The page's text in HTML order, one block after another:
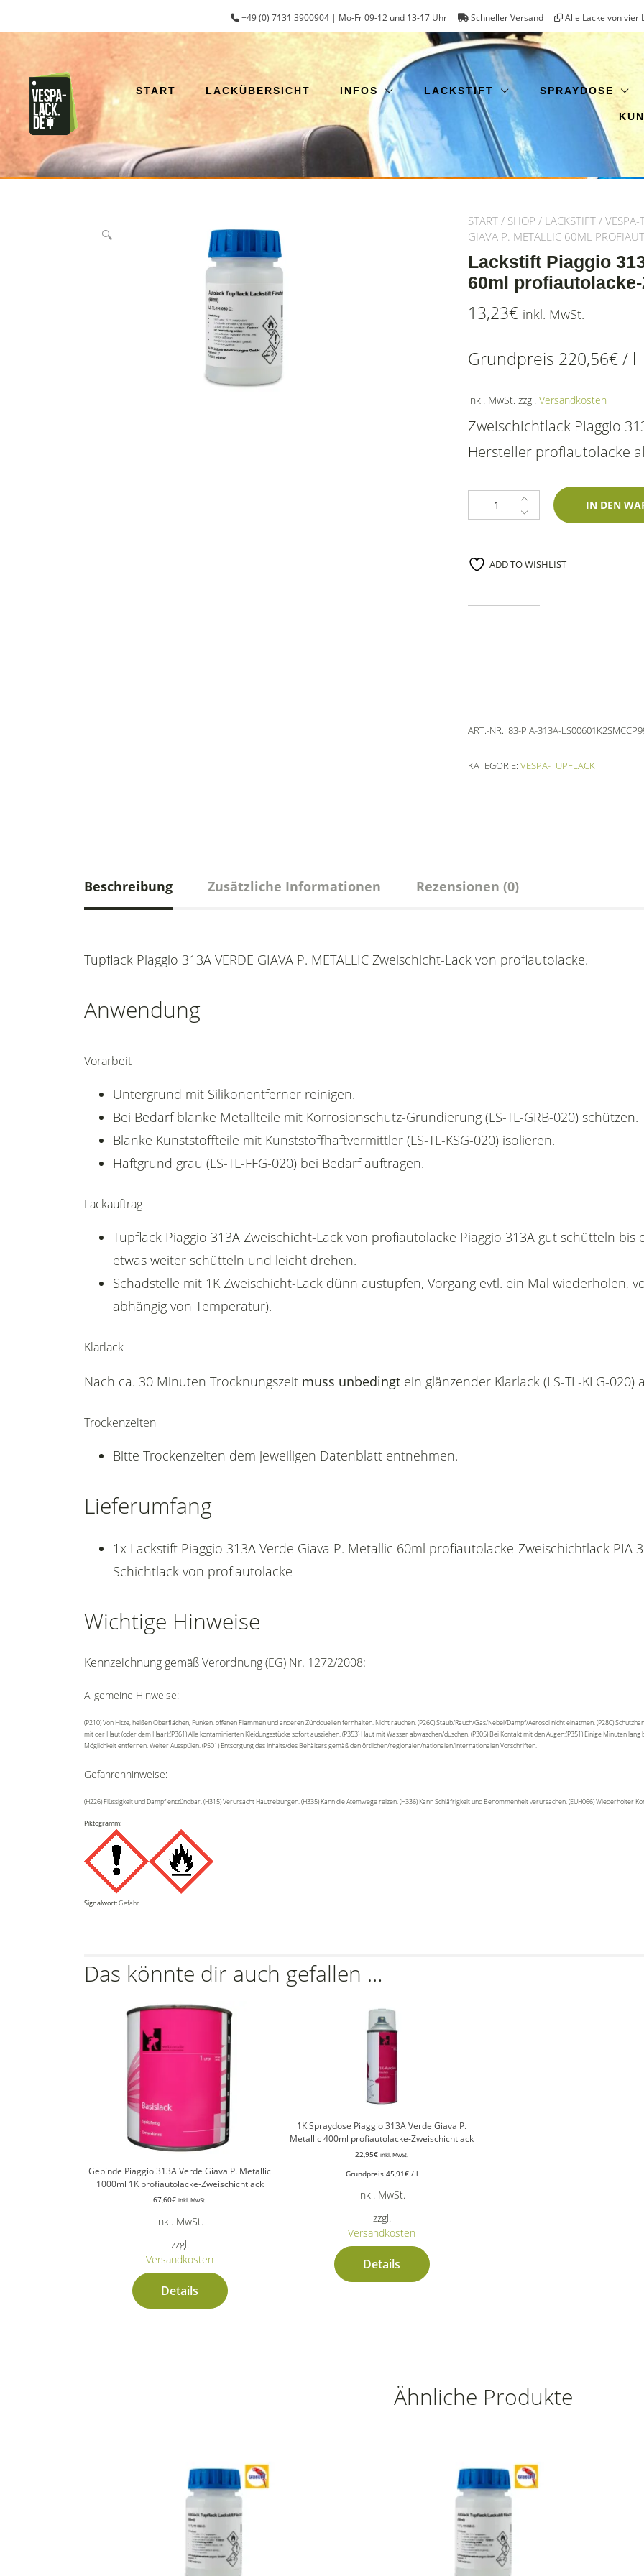
+49 (0) 7131 3900904 | Mo-Fr 09-12 und 13-17 Uhr Schneller Versand Alle Lacke von vier
START LACKÜBERSICHT INFOS LACKSTIFT SPRAYDOSE
🔍
START / SHOP / LACKSTIFT / VESPA-
GIAVA P. METALLIC 60ML
Lackstift Piaggio
60ml
13,23€ inkl. MwSt.
Grundpreis 220,56€/ l
inkl. MwSt. zzgl. Versandkosten
Zweischichtlack Piaggio
Hersteller profiautolacke
Lackstift Piaggio 313A Verde
IN DEN
ADD TO WISHLIST
ART.-NR.: 83-PIA-313A-
KATEGORIE: VESPA-TUPFLACK
Beschreibung Zusätzliche Informationen Rezensionen (0)
Tupflack Piaggio 313A VERDE GIAVA P. METALLIC Zweischicht-Lack von profiautolacke.
Anwendung
Vorarbeit
Untergrund mit Silikonentferner reinigen.
Bei Bedarf blanke Metallteile mit Korrosionschutz-Grundierung (LS-TL-GRB-020) schützen.
Blanke Kunststoffteile mit Kunststoffhaftvermittler (LS-TL-KSG-020) isolieren.
Haftgrund grau (LS-TL-FFG-020) bei Bedarf auftragen.
Lackauftrag
Tupflack Piaggio 313A Zweischicht-Lack von profiautolacke Piaggio 313A gut schütteln
etwas weiter schütteln und leicht drehen.
Schadstelle mit 1K Zweischicht-Lack dünn austupfen, Vorgang evtl. ein Mal wiederholen,
abhängig von Temperatur).
Klarlack
Nach ca. 30 Minuten Trocknungszeit muss unbedingt ein glänzender Klarlack (LS-TL-KLG-
Trockenzeiten
Bitte Trockenzeiten dem jeweiligen Datenblatt entnehmen.
Lieferumfang
1x Lackstift Piaggio 313A Verde Giava P. Metallic 60ml profiautolacke-Zweischichtlack PIA
Schichtlack von profiautolacke
Wichtige Hinweise
Kennzeichnung gemäß Verordnung (EG) Nr. 1272/2008:
Allgemeine Hinweise:
(P210) Von Hitze, heißen Oberflächen, Funken, offenen Flammen und anderen Zündquellen fernhalten. Nicht rauchen. (P260) Staub/Rauch/Gas/Nebel/Dampf/Aerosol nicht einatmen. (P280)
mit der Haut (oder dem Haar):(P361) Alle kontaminierten Kleidungsstücke sofort ausziehen. (P353) Haut mit Wasser abwaschen/duschen. (P305) Bei Kontakt mit den Augen:(P351) Einige Minuten
Möglichkeit entfernen. Weiter Ausspülen. (P501) Entsorgung des Inhalts/des Behälters gemäß den örtlichen/regionalen/nationalen/internationalen Vorschriften.
Gefahrenhinweise:
(H226) Flüssigkeit und Dampf entzündbar. (H315) Verursacht Hautreizungen. (H335) Kann die Atemwege reizen. (H336) Kann Schläfrigkeit und Benommenheit verursachen. (EUH066) Wiederholter
Piktogramm:
Signalwort:Gefahr
Das könnte dir auch gefallen …
Gebinde Piaggio 313A Verde Giava P. Metallic
1000ml 1K profiautolacke-Zweischichtlack
67,60€ inkl. MwSt.
inkl. MwSt.
zzgl.
Versandkosten
Details
1K Spraydose Piaggio 313A Verde Giava P.
Metallic 400ml profiautolacke-Zweischichtlack
22,95€ inkl. MwSt.
Grundpreis 45,91€/ l
inkl. MwSt.
zzgl.
Versandkosten
Details
Ähnliche Produkte